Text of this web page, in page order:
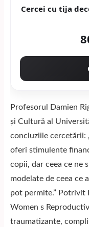
Cercei cu tija
Profesorul Damien
și Cultură al
concluziile cercetării:
oferi stimulente
copii, dar ceea ce ne
modelate de ceea ce
pot permite.” Potrivit
Women s
traumatizante,